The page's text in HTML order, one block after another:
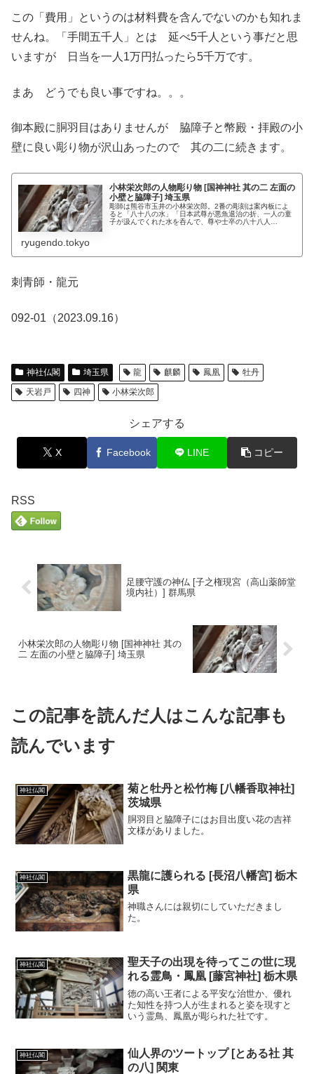
この「費用」というのは材料費を含んでないのかも知れま
せんね。「手間五千人」とは 延べ5千人という事だと思
いますが 日当を一人1万円払ったら5千万です。
まあ どうでも良い事ですね。。。
御本殿に胴羽目はありませんが 脇障子と幣殿・拝殿の小
壁に良い彫り物が沢山あったので 其の二に続きます。
小林栄次郎の人物彫り物 [国神神社 其の二 左面の
小壁と脇障子] 埼玉県
彫師は熊谷市玉井の小林栄次郎。2番の彫刻は案内板によ
ると「八十八の水」「日本武尊が悪魚退治の折、一人の童
子が汲んでくれた水を呑んで、尊や士卒の八十八人…
ryugendo.tokyo
刺青師・龍元
092-01（2023.09.16）
神社仏閣 埼玉県 龍 麒麟 鳳凰
牡丹
天岩戸
四神 小林栄次郎
シェアする
X Facebook LINE コピー
RSS
足腰守護の神仏 [子之権現宮（高山薬師堂
境内社）] 群馬県
小林栄次郎の人物彫り物 [国神神社 其の
二 左面の小壁と脇障子] 埼玉県
この記事を読んだ人はこんな記事も
読んでいます
神社仏閣
菊と牡丹と松竹梅 [八幡香取神社]
茨城県
胴羽目と脇障子にはお目出度い花の吉祥
文様がありました。
神社仏閣
黒龍に護られる [長沼八幡宮] 栃木
県
神職さんには親切にしていただきまし
た。
神社仏閣
聖天子の出現を待ってこの世に現
れる霊鳥・鳳凰 [藤宮神社] 栃木県
徳の高い王者による平安な治世か、優れ
た知性を持つ人が生まれると姿を現すと
いう霊鳥、鳳凰が彫られた社です。
神社仏閣
仙人界のツートップ [とある社 其
の八] 関東